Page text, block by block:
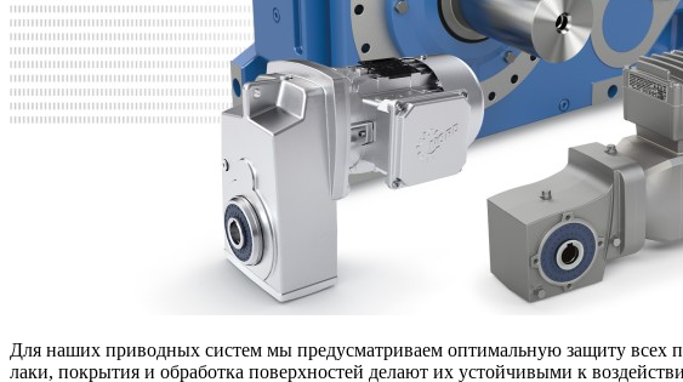
Для наших приводных систем мы предусматриваем оптимальную защиту всех
лаки, покрытия и обработка поверхностей делают их устойчивыми к